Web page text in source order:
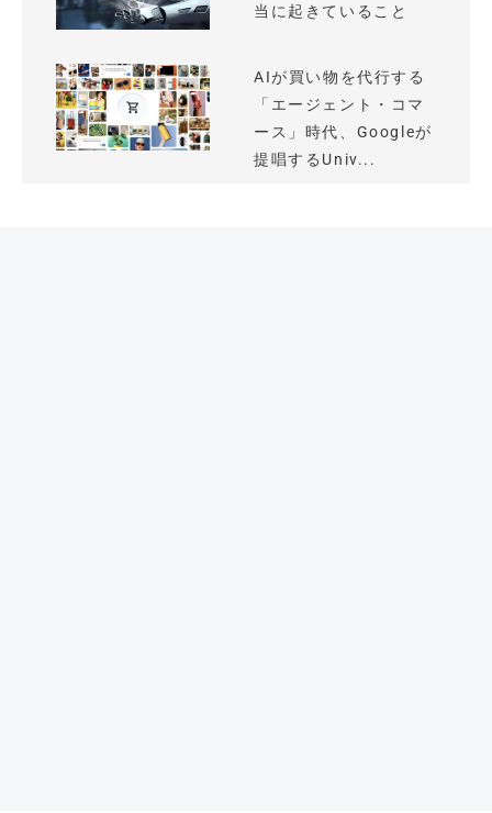
当に起きていること
AIが買い物を代行する
「エージェント・コマ
ース」時代、Googleが
提唱するUniv...